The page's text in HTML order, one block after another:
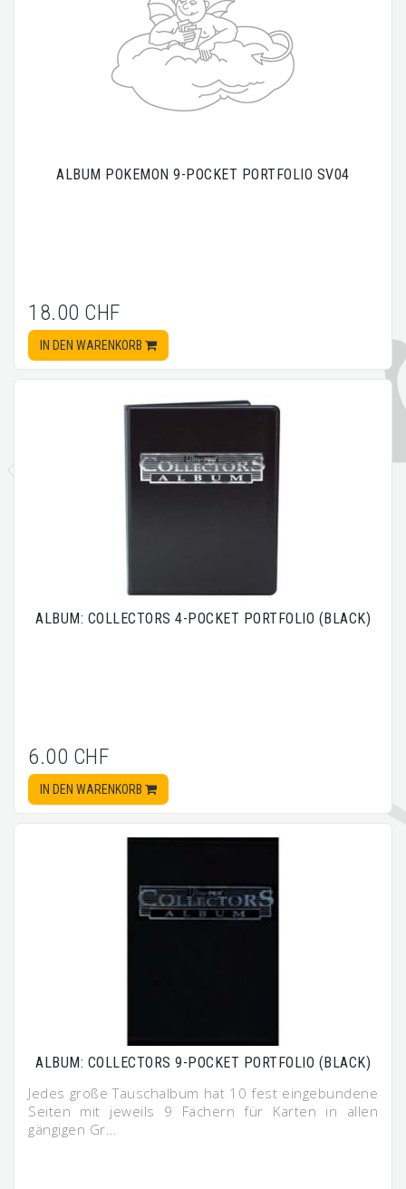
ALBUM POKEMON 9-POCKET PORTFOLIO SV04
18.00 CHF
IN DEN WARENKORB
ALBUM: COLLECTORS 4-POCKET PORTFOLIO (BLACK)
6.00 CHF
IN DEN WARENKORB
ALBUM: COLLECTORS 9-POCKET PORTFOLIO (BLACK)
Jedes große Tauschalbum hat 10 fest eingebundene
Seiten mit jeweils 9 Fächern für Karten in allen
gängigen Gr…